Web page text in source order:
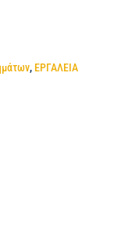
, ΕΡΓΑΛΕΙΑ